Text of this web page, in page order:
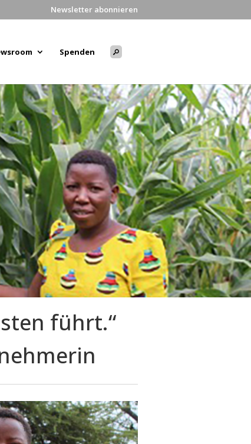
Newsletter abonnieren
Spenden
führt.“